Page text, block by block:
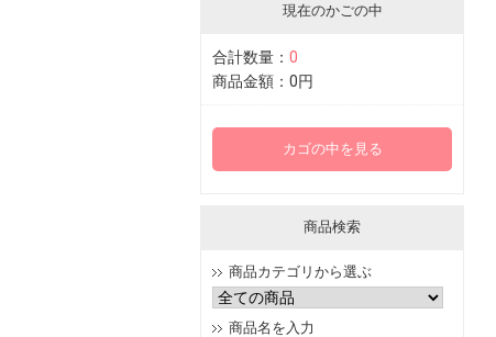
現在のかごの中
合計数量： 0
商品金額： 0円
カゴの中を見る
商品検索
商品カテゴリから選ぶ
商品名を入力